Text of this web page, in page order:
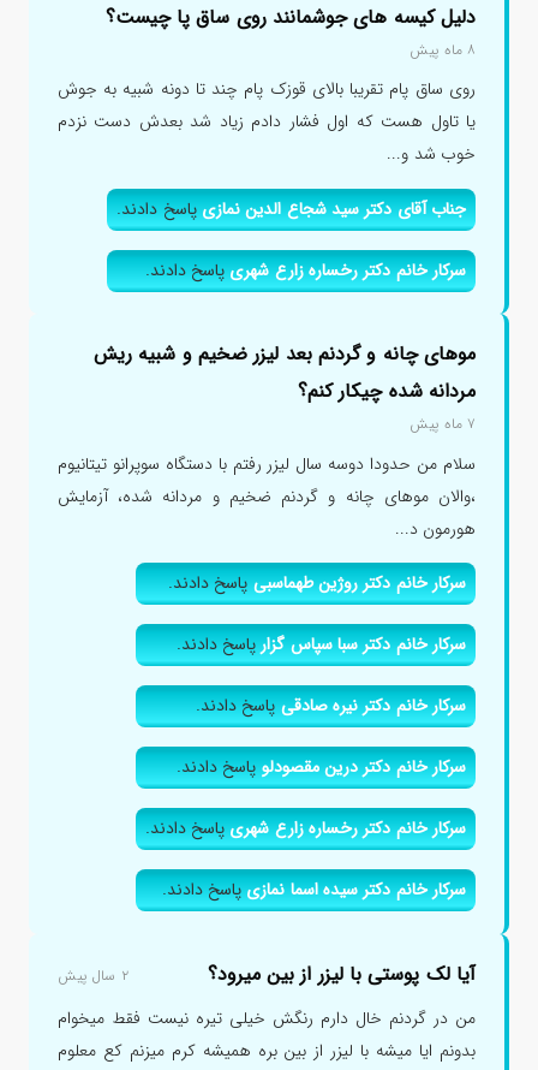
دلیل کیسه های جوشمانند روی ساق پا چیست؟
۸ ماه پیش
روی ساق پام تقریبا بالای قوزک پام چند تا دونه شبیه به جوش
یا تاول هست که اول فشار دادم زیاد شد بعدش دست نزدم
خوب شد و...
جناب آقای دکتر سید شجاع الدین نمازیپاسخ دادند.
سرکار خانم دکتر رخساره زارع شهریپاسخ دادند.
موهای چانه و گردنم بعد لیزر ضخیم و شبیه ریش
مردانه شده چیکار کنم؟
۷ ماه پیش
سلام من حدودا دوسه سال لیزر رفتم با دستگاه سوپرانو تیتانیوم
،والان موهای چانه و گردنم ضخیم و مردانه شده، آزمایش
هورمون د...
سرکار خانم دکتر روژین طهماسبیپاسخ دادند.
سرکار خانم دکتر سبا سپاس گزارپاسخ دادند.
سرکار خانم دکتر نیره صادقیپاسخ دادند.
سرکار خانم دکتر درین مقصودلوپاسخ دادند.
سرکار خانم دکتر رخساره زارع شهریپاسخ دادند.
سرکار خانم دکتر سیده اسما نمازیپاسخ دادند.
آیا لک پوستی با لیزر از بین میرود؟ ۲ سال پیش
من در گردنم خال دارم رنگش خیلی تیره نیست فقط میخوام
بدونم ایا میشه با لیزر از بین بره همیشه کرم میزنم کع معلوم